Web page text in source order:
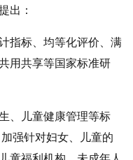
出：
标、均等化评价、满
用共享等国家标准研
儿童健康管理等标
强针对妇女、儿童的